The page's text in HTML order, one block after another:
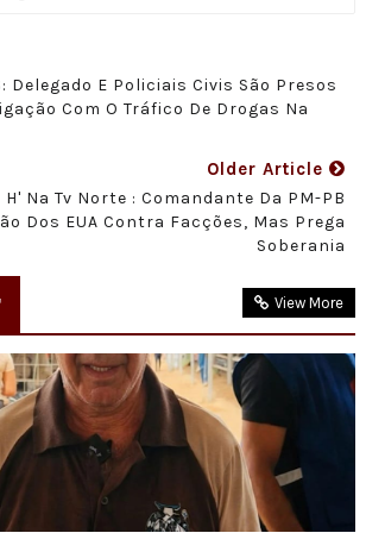
Delegado E Policiais Civis São Presos
Com O Tráfico De Drogas Na
Older Article
Na Tv Norte : Comandante Da PM-PB
Dos EUA Contra Facções, Mas Prega
Soberania
View More